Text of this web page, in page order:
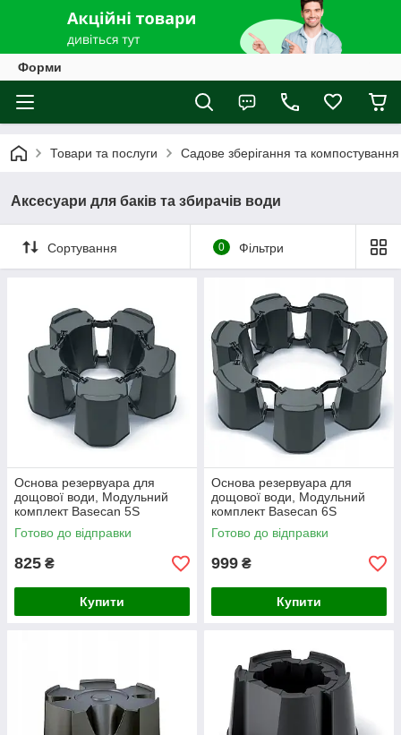
Форми
Товари та послуги Садове зберігання та компостування
Аксесуари для баків та збирачів води
Сортування 0 Фільтри
Основа резервуара для
дощової води, Модульний
комплект Basecan 5S
Готово до відправки
825 ₴
Купити
Основа резервуара для
дощової води, Модульний
комплект Basecan 6S
Готово до відправки
999 ₴
Купити